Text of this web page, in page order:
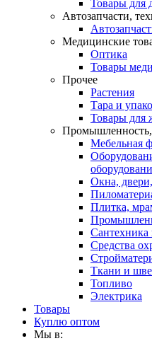
Товары для
Автозапчасти,
Медицинские
Оптика
Товары
Прочее
Растения
Тара и
Товары для
Промышленность,
Мебельная
Окна,
Плитка,
Средства
Ткани и
Топливо
Электрика
Товары
Куплю оптом
Мы в: